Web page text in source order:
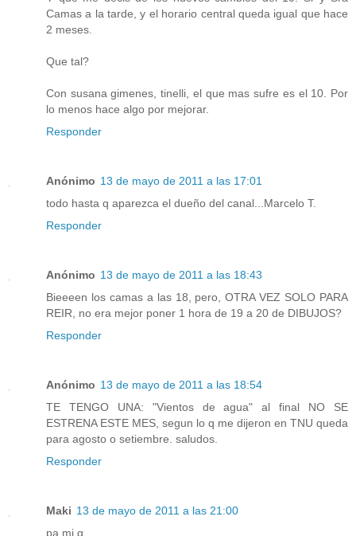
Camas a la tarde, y el horario central queda igual que hace
2 meses.
Que tal?
Con susana gimenes, tinelli, el que mas sufre es el 10. Por
lo menos hace algo por mejorar.
Responder
Anónimo 13 de mayo de 2011 a las 17:01
todo hasta q aparezca el dueño del canal...Marcelo T.
Responder
Anónimo 13 de mayo de 2011 a las 18:43
Bieeeen los camas a las 18, pero, OTRA VEZ SOLO PARA
REIR, no era mejor poner 1 hora de 19 a 20 de DIBUJOS?
Responder
Anónimo 13 de mayo de 2011 a las 18:54
TE TENGO UNA: "Vientos de agua" al final NO SE
ESTRENA ESTE MES, segun lo q me dijeron en TNU queda
para agosto o setiembre. saludos.
Responder
Maki 13 de mayo de 2011 a las 21:00
pa mi q